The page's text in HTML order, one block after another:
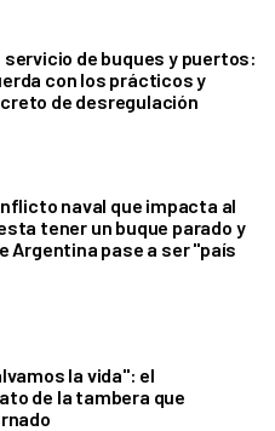
servicio de buques y puertos:
con los prácticos y
de desregulación
naval que impacta al
tener un buque parado y
Argentina pase a ser "país
la vida": el
de la tambera que